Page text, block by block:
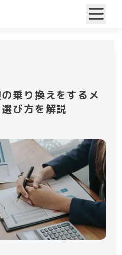
乗り換えをするメ
び方を解説